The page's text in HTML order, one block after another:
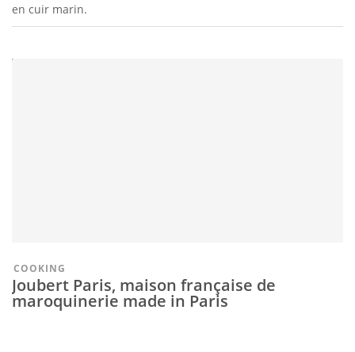
en cuir marin.
COOKING
Joubert Paris, maison française de
maroquinerie made in Paris